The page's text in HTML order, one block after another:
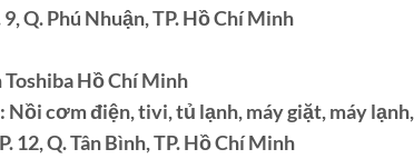
Q. Phú Nhuận, TP. Hồ Chí Minh
Toshiba Hồ Chí Minh
Nồi cơm điện, tivi, tủ lạnh, máy giặt, máy
12, Q. Tân Bình, TP. Hồ Chí Minh